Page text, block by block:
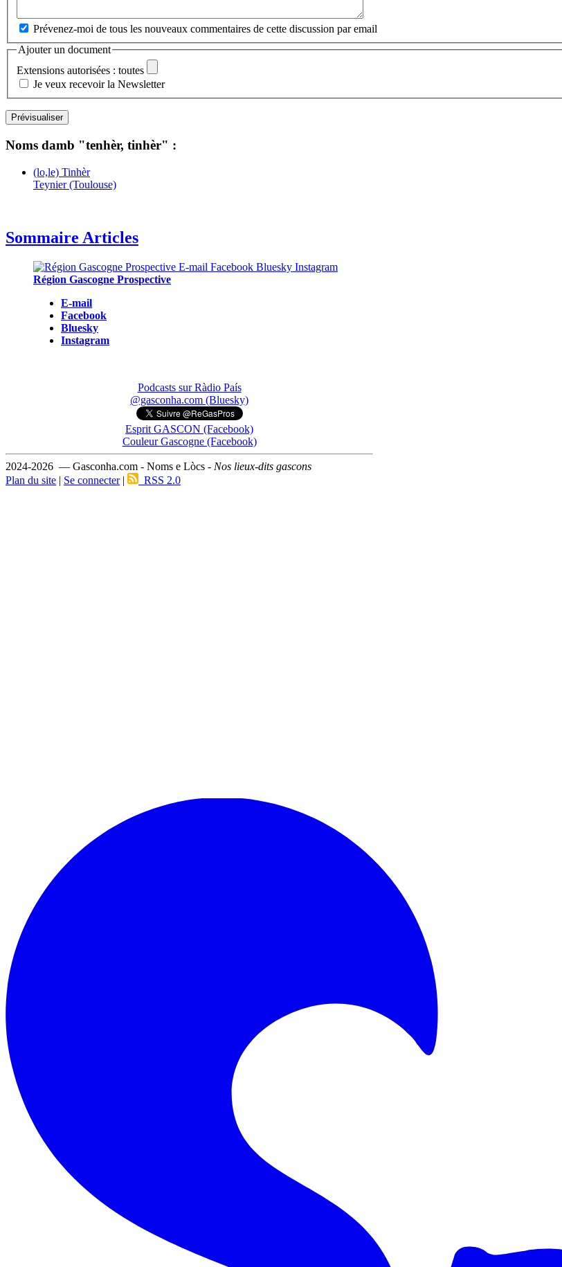
Prévenez-moi de tous les nouveaux commentaires de cette discussion par email
Ajouter un document
Extensions autorisées : toutes
Je veux recevoir la Newsletter
Noms damb "tenhèr, tinhèr" :
(lo,le) Tinhèr
Teynier (Toulouse)
Sommaire Articles
Région Gascogne Prospective
E-mail
Facebook
Bluesky
Instagram
Podcasts sur Ràdio País
@gasconha.com (Bluesky)
Esprit GASCON (Facebook)
Couleur Gascogne (Facebook)
2024-2026 — Gasconha.com - Noms e Lòcs - Nos lieux-dits gascons
Plan du site | Se connecter| RSS 2.0